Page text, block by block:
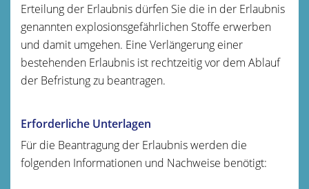
Erteilung der Erlaubnis dürfen Sie die in der Erlaubnis
genannten explosionsgefährlichen Stoffe erwerben
und damit umgehen. Eine Verlängerung einer
bestehenden Erlaubnis ist rechtzeitig vor dem Ablauf
der Befristung zu beantragen.
Erforderliche Unterlagen
Für die Beantragung der Erlaubnis werden die
folgenden Informationen und Nachweise benötigt: